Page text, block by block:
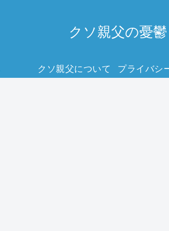
クソ親父の憂鬱
クソ親父について